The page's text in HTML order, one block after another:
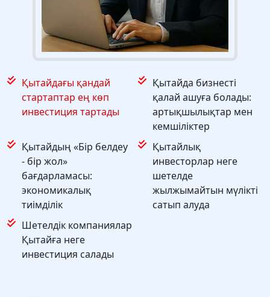
Қытайдағы қандай
стартаптар ең көп
инвестиция тартады
Қытайда бизнесті
қалай ашуға болады:
артықшылықтар мен
кемшіліктер
Қытайдың «Бір белдеу
- бір жол»
бағдарламасы:
экономикалық
тиімділік
Қытайлық
инвесторлар неге
шетелде
жылжымайтын мүлікті
сатып алуда
Шетелдік компаниялар
Қытайға неге
инвестиция салады